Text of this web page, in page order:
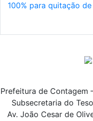
100% para quitação
Prefeitura de Contagem
Subsecretaria do
Av. João Cesar de